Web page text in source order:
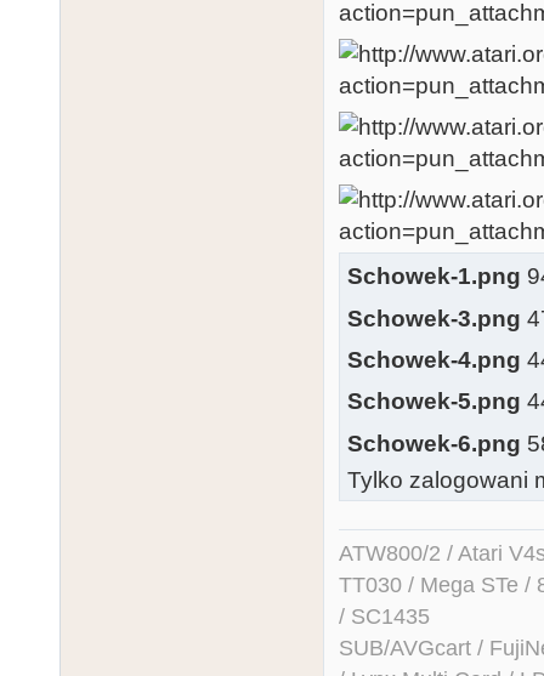
Schowek-1.png
Schowek-3.png
Schowek-4.png
Schowek-5.png
Schowek-6.png
Tylko zalogowani
ATW800/2 / Atari
TT030 / Mega STe /
/ SC1435
SUB/AVGcart /